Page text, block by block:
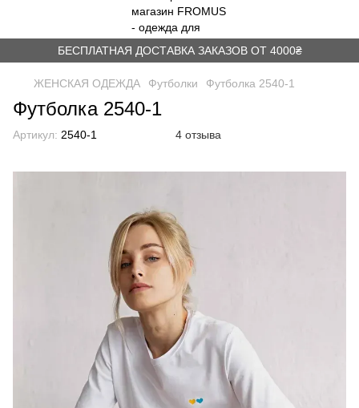
БЕСПЛАТНАЯ ДОСТАВКА ЗАКАЗОВ ОТ 4000₴
ЖЕНСКАЯ ОДЕЖДА Футболки Футболка 2540-1
Футболка 2540-1
Артикул: 2540-1 4 отзыва